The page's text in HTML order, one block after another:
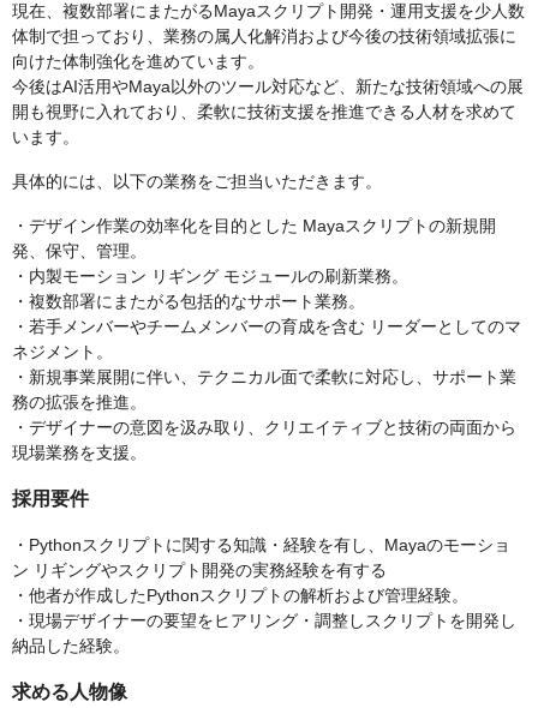
現在、複数部署にまたがるMayaスクリプト開発・運用支援を少人数
体制で担っており、業務の属人化解消および今後の技術領域拡張に
向けた体制強化を進めています。
今後はAI活用やMaya以外のツール対応など、新たな技術領域への展
開も視野に入れており、柔軟に技術支援を推進できる人材を求めて
います。
具体的には、以下の業務をご担当いただきます。
・デザイン作業の効率化を目的とした Mayaスクリプトの新規開
発、保守、管理。
・内製モーション リギング モジュールの刷新業務。
・複数部署にまたがる包括的なサポート業務。
・若手メンバーやチームメンバーの育成を含む リーダーとしてのマ
ネジメント。
・新規事業展開に伴い、テクニカル面で柔軟に対応し、サポート業
務の拡張を推進。
・デザイナーの意図を汲み取り、クリエイティブと技術の両面から
現場業務を支援。
採用要件
・Pythonスクリプトに関する知識・経験を有し、Mayaのモーショ
ン リギングやスクリプト開発の実務経験を有する
・他者が作成したPythonスクリプトの解析および管理経験。
・現場デザイナーの要望をヒアリング・調整しスクリプトを開発し
納品した経験。
求める人物像